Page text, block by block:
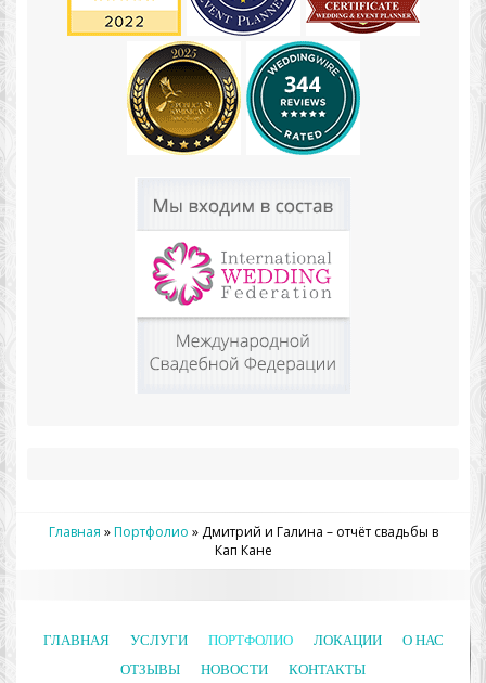
Главная »Портфолио » Дмитрий и Галина – отчёт свадьбы в
Кап Кане
ГЛАВНАЯ УСЛУГИ ПОРТФОЛИО ЛОКАЦИИ
О НАС
ОТЗЫВЫ
НОВОСТИ КОНТАКТЫ